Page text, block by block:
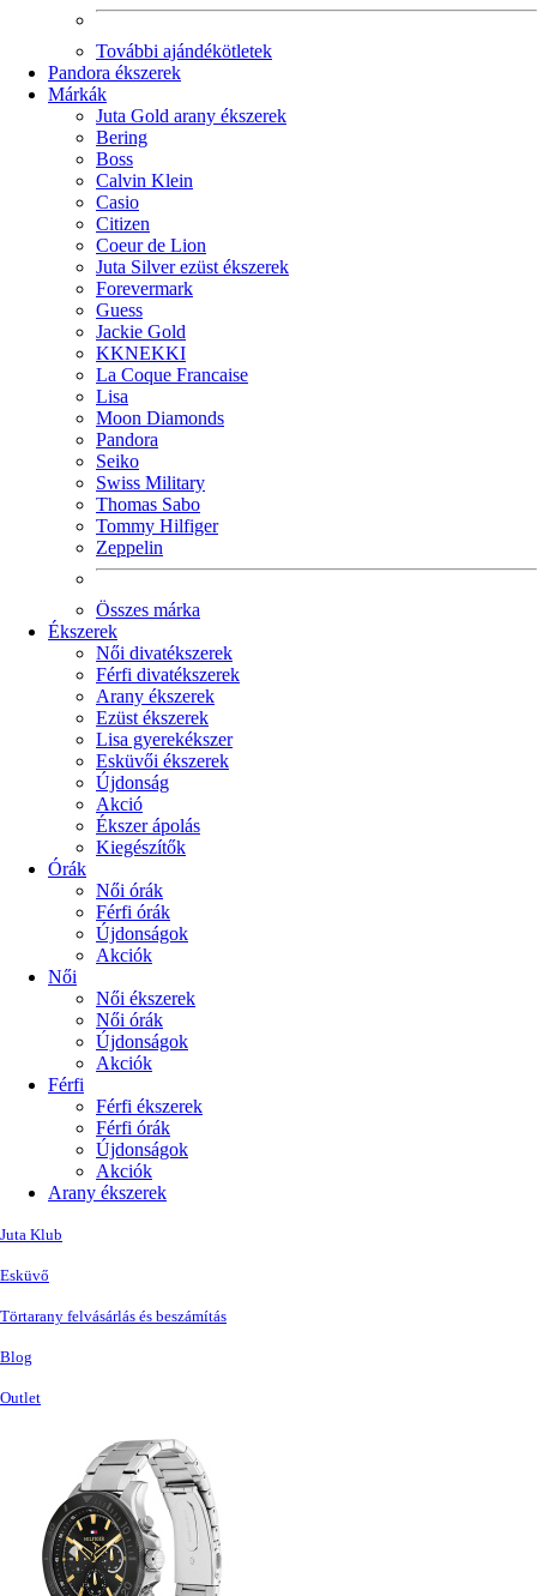
További ajándékötletek
Pandora ékszerek
Márkák
Juta Gold arany ékszerek
Bering
Boss
Calvin Klein
Casio
Citizen
Coeur de Lion
Juta Silver ezüst ékszerek
Forevermark
Guess
Jackie Gold
KKNEKKI
La Coque Francaise
Lisa
Moon Diamonds
Pandora
Seiko
Swiss Military
Thomas Sabo
Tommy Hilfiger
Zeppelin
Összes márka
Ékszerek
Női divatékszerek
Férfi divatékszerek
Arany ékszerek
Ezüst ékszerek
Lisa gyerekékszer
Esküvői ékszerek
Újdonság
Akció
Ékszer ápolás
Kiegészítők
Órák
Női órák
Férfi órák
Újdonságok
Akciók
Női
Női ékszerek
Női órák
Újdonságok
Akciók
Férfi
Férfi ékszerek
Férfi órák
Újdonságok
Akciók
Arany ékszerek
Juta Klub
Esküvő
Törtarany felvásárlás és beszámítás
Blog
Outlet